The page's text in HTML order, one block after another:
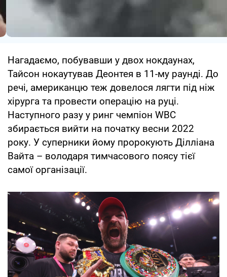
Нагадаємо, побувавши у двох нокдаунах,
Тайсон нокаутував Деонтея в 11-му раунді. До
речі, американцю теж довелося лягти під ніж
хірурга та провести операцію на руці.
Наступного разу у ринг чемпіон WBC
збирається вийти на початку весни 2022
року. У суперники йому пророкують Ділліана
Вайта – володаря тимчасового поясу тієї
самої організації.